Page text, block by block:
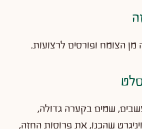
הצומח ופורסים לרצועות.
שמים בקערה גדולה,
מהוויניגרט שהכנו, את פרוסות החזה,